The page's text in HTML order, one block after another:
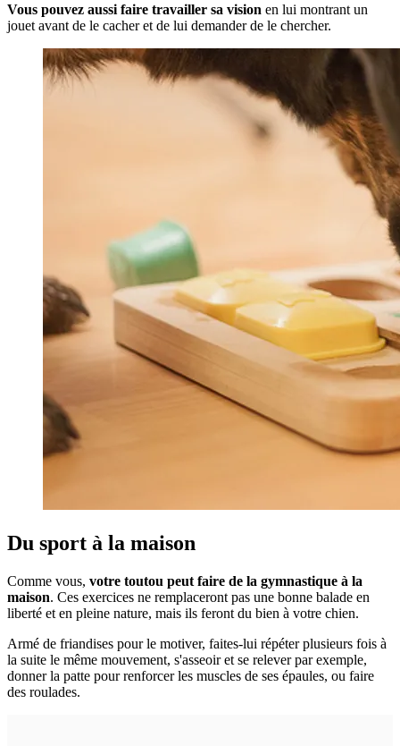
Vous pouvez aussi faire travailler sa vision en lui montrant un
jouet avant de le cacher et de lui demander de le chercher.
Du sport à la maison
Comme vous, votre toutou peut faire de la gymnastique à la
maison. Ces exercices ne remplaceront pas une bonne balade en
liberté et en pleine nature, mais ils feront du bien à votre chien.
Armé de friandises pour le motiver, faites-lui répéter plusieurs fois à
la suite le même mouvement, s'asseoir et se relever par exemple,
donner la patte pour renforcer les muscles de ses épaules, ou faire
des roulades.